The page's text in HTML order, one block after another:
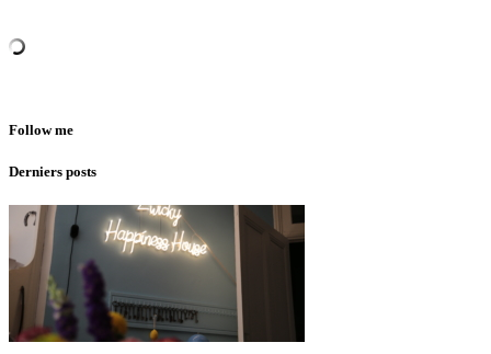
Follow me
Derniers posts